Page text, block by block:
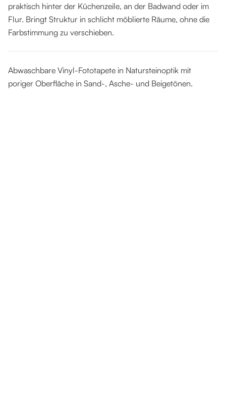
praktisch hinter der Küchenzeile, an der Badwand oder im
Flur. Bringt Struktur in schlicht möblierte Räume, ohne die
Farbstimmung zu verschieben.
Abwaschbare Vinyl-Fototapete in Natursteinoptik mit
poriger Oberfläche in Sand-, Asche- und Beigetönen.